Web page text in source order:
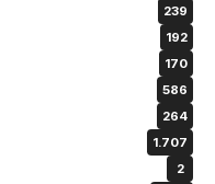
239
192
170
586
264
1.707
2